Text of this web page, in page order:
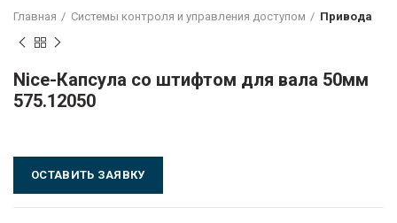
Главная Системы контроля и управления доступом Привода
Nice-Капсула со штифтом для вала 50мм
575.12050
ОСТАВИТЬ ЗАЯВКУ